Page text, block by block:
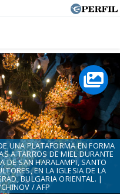
UNA PLATAFORMA EN FORMA
A TARROS DE MIEL DURANTE
DE SAN HARALAMPI, SANTO
EN LA IGLESIA DE LA
BULGARIA ORIENTAL. |
/ AFP